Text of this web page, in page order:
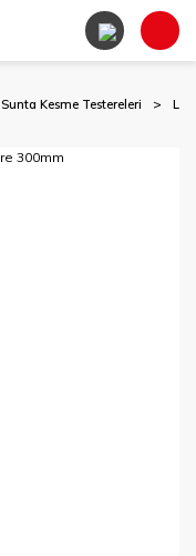
Sunta Kesme Testereleri